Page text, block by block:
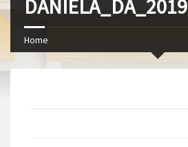
DANIELA_DA_2019
Home